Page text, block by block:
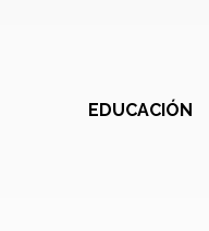
EDUCACIÓN